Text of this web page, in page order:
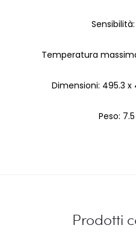
Temperatura
Dimensioni: 495.3 x
Peso:
Prodotti